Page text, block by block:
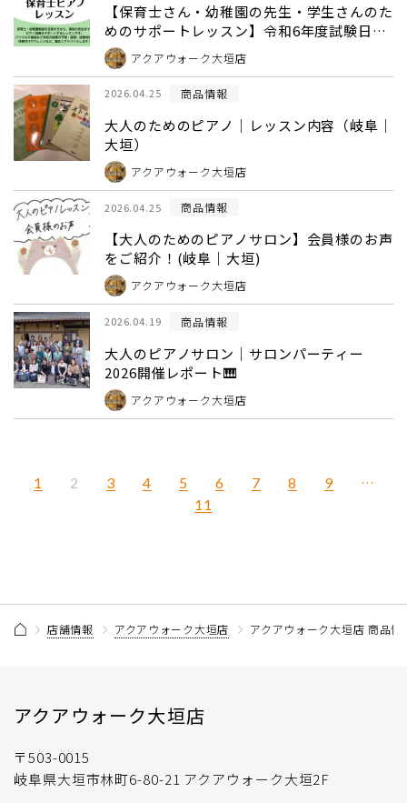
【保育士さん・幼稚園の先生・学生さんのた
めのサポートレッスン】令和6年度試験日
程・保育士試験曲動画付き(岐阜・大垣・養
老)
アクアウォーク大垣店
2026.04.25 商品情報
大人のためのピアノ｜レッスン内容（岐阜｜
大垣）
アクアウォーク大垣店
2026.04.25 商品情報
【大人のためのピアノサロン】会員様のお声
をご紹介！(岐阜｜大垣)
アクアウォーク大垣店
2026.04.19 商品情報
大人のピアノサロン｜サロンパーティー
2026開催レポート🎹
アクアウォーク大垣店
1 2 3 4 5 6 7 8 9 …
11
店舗情報 アクアウォーク大垣店 アクアウォーク大垣店 商品情
アクアウォーク大垣店
〒503-0015
岐阜県大垣市林町6-80-21 アクアウォーク大垣2F